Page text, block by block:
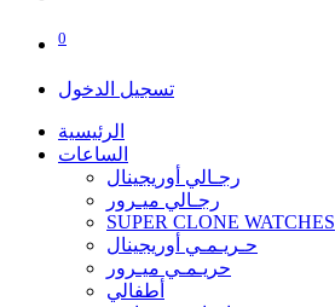
0
تسجيل الدخول
الرئيسية
الساعات
رجـالي أوريجينال
رجـالي ميـرور
SUPER CLONE WATCHES
حـريـمـي أوريجينال
حريـمـي ميـرور
أطفالي